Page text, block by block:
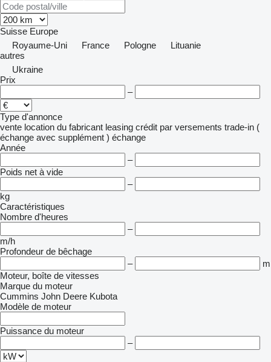
Suisse Europe
Royaume-Uni
France Pologne
Lituanie
autres
Ukraine
Prix
–
Type d'annonce
vente location du fabricant leasing crédit par versements trade-in (
échange avec supplément ) échange
Année
–
Poids net à vide
–
kg
Caractéristiques
Nombre d'heures
–
m/h
Profondeur de bêchage
–
m
Moteur, boîte de vitesses
Marque du moteur
Cummins John Deere Kubota
Modèle de moteur
Puissance du moteur
–